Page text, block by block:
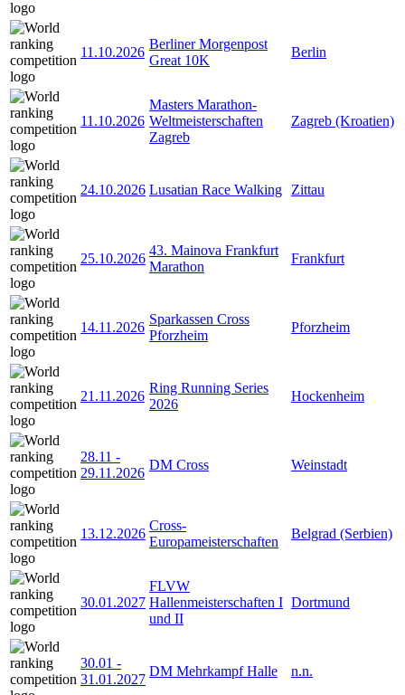
11.10.2026
Berliner Morgenpost
Great 10K
Berlin
11.10.2026
Masters Marathon-
Weltmeisterschaften
Zagreb
Zagreb (Kroatien)
24.10.2026 Lusatian Race Walking Zittau
25.10.2026
43. Mainova Frankfurt
Marathon
Frankfurt
14.11.2026
Sparkassen Cross
Pforzheim
Pforzheim
21.11.2026
Ring Running Series
2026
Hockenheim
28.11 -
29.11.2026
DM Cross Weinstadt
13.12.2026
Cross-
Europameisterschaften
Belgrad (Serbien)
30.01.2027
FLVW
Hallenmeisterschaften I
und II
Dortmund
30.01 -
31.01.2027
DM Mehrkampf Halle n.n.